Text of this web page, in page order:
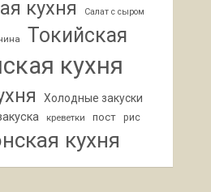
кухня Салат с сыром
Токийская
кухня
Холодные закуски
креветки пост рис
кухня